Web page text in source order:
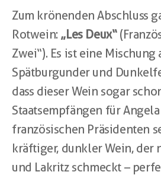
Zum krönenden Abschluss
Rotwein: „Les Deux“
Zwei“). Es ist eine Mischung
Spätburgunder und
dass dieser Wein sogar
Staatsempfängen für
französischen Präsidenten
kräftiger, dunkler Wein, der
und Lakritz schmeckt –